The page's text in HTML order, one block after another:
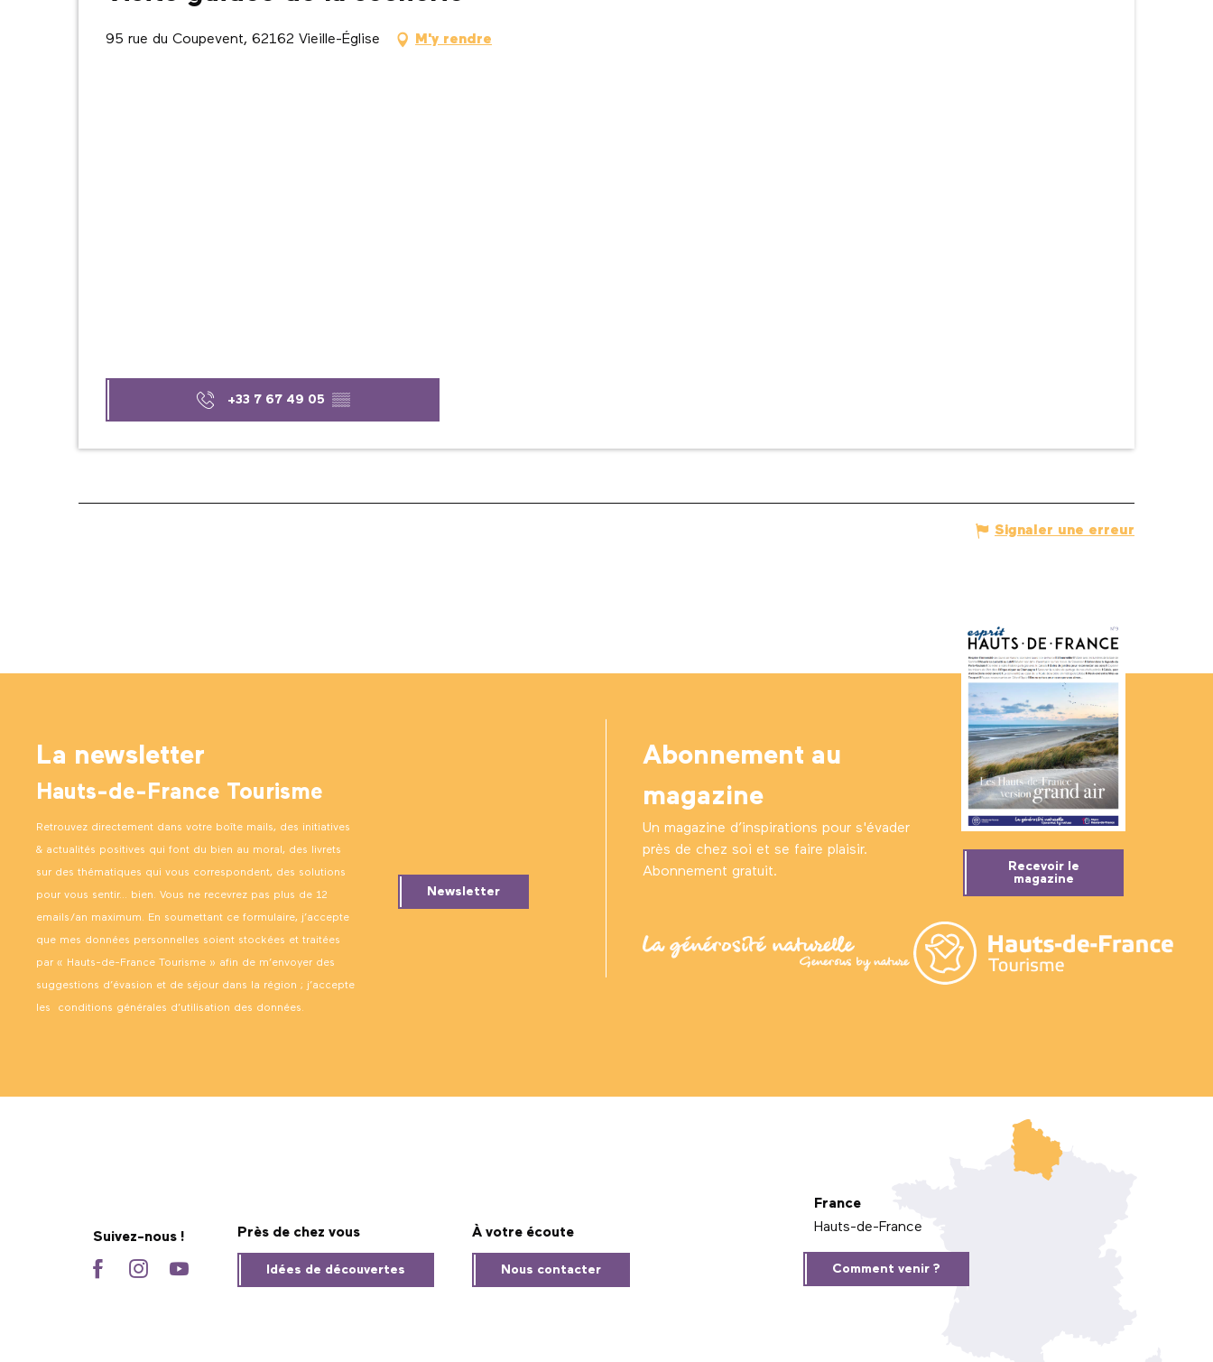
95 rue du Coupevent, 62162 Vieille-Église M'y rendre
+33 7 67 49 05 ▒▒
Signaler une erreur
La newsletter
Hauts-de-France Tourisme
Retrouvez directement dans votre boîte mails, des initiatives
& actualités positives qui font du bien au moral, des livrets
sur des thématiques qui vous correspondent, des solutions
pour vous sentir… bien. Vous ne recevrez pas plus de 12
emails/an maximum. En soumettant ce formulaire, j’accepte
que mes données personnelles soient stockées et traitées
par « Hauts-de-France Tourisme » afin de m’envoyer des
suggestions d’évasion et de séjour dans la région ; j’accepte
les conditions générales d’utilisation des données.
Newsletter
Abonnement au
magazine
Un magazine d’inspirations pour s'évader
près de chez soi et se faire plaisir.
Abonnement gratuit.
Recevoir le
magazine
Suivez-nous ! Près de chez vous
Idées de découvertes
À votre écoute
Nous contacter
France
Hauts-de-France
Comment venir ?